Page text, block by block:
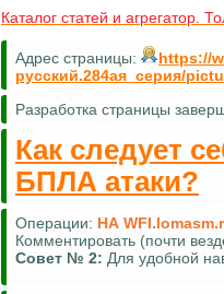
Каталог статей и агрегатор.
Адрес страницы:
https://
русский.284ая_серия/
Разработка страницы
Как следует
БПЛА атаки?
Операции: НА
Комментировать (почти
Совет № 2: Для удобной